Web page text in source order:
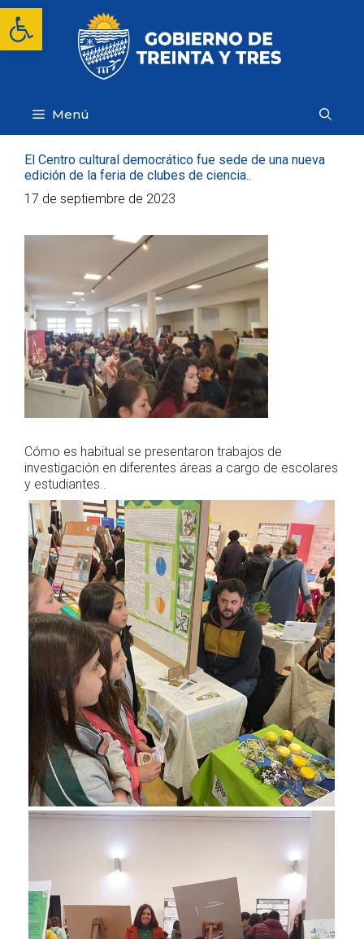
Abrir barra de herramientas
Saltar
contenido
Menú
El Centro cultural democrático fue sede de una nueva
edición de la feria de clubes de ciencia..
17 de septiembre de 2023
Cómo es habitual se presentaron trabajos de
investigación en diferentes áreas a cargo de escolares
y estudiantes..